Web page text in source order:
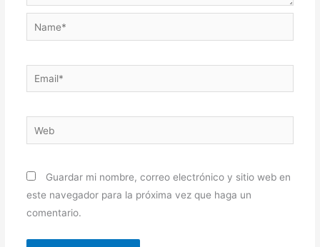
Name*
Email*
Web
Guardar mi nombre, correo electrónico y sitio web en
este navegador para la próxima vez que haga un
comentario.